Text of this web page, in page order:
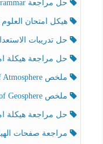
حل مراجعة Grammar اللغة الإنجليزية الصف الخامس الفصل الثالث
هيكل امتحان العلوم
حل تدريبات الاستعداد
حل مراجعة هيكلة امتحان
ملخص Effect of Atmosphere حسب الهيكل الوزاري العلوم المتكاملة الصف الخامس انسبير الفصل الثالث
ملخص Effect of Geosphere حسب الهيكل الوزاري العلوم المتكاملة الصف الخامس انسبير الفصل الثالث
حل مراجعة هيكلة امتحان
مراجعة صفحات الهيكل